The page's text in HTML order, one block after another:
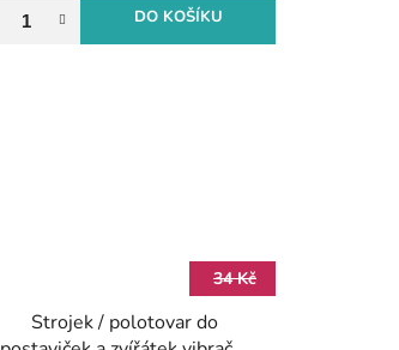
DO KOŠÍKU
34 Kč
Strojek / polotovar do